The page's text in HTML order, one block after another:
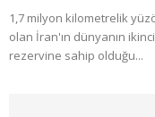
1,7 milyon kilometrelik
olan İran'ın dünyanın
rezervine sahip olduğu...